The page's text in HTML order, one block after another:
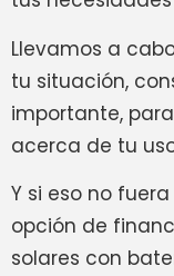
Llevamos a
tu situación,
importante,
acerca de tu
Y si eso no
opción de
solares con